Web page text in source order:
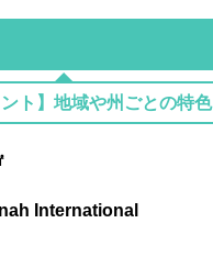
ント】地域や州ごとの特色
International